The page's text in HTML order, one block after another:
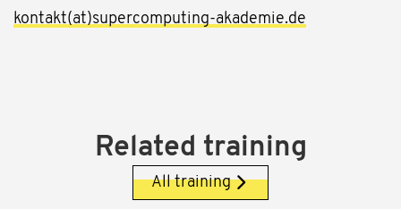
kontakt(at)supercomputing-akademie.de
Related training
All training